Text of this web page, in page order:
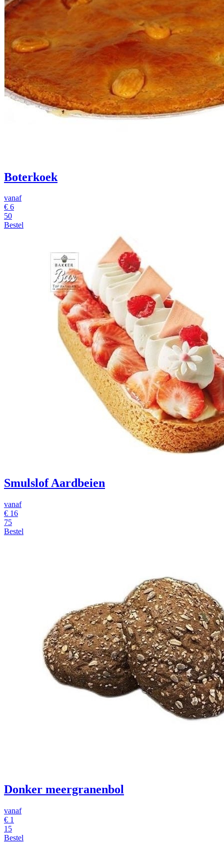
Boterkoek
vanaf
€ 6
50
Bestel
Smulslof Aardbeien
vanaf
€ 16
75
Bestel
Donker meergranenbol
vanaf
€ 1
15
Bestel